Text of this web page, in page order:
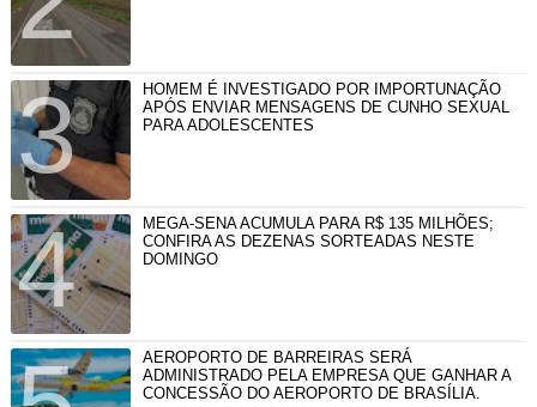
HOMEM É INVESTIGADO POR IMPORTUNAÇÃO
APÓS ENVIAR MENSAGENS DE CUNHO SEXUAL
PARA ADOLESCENTES
MEGA-SENA ACUMULA PARA R$ 135 MILHÕES;
CONFIRA AS DEZENAS SORTEADAS NESTE
DOMINGO
AEROPORTO DE BARREIRAS SERÁ
ADMINISTRADO PELA EMPRESA QUE GANHAR A
CONCESSÃO DO AEROPORTO DE BRASÍLIA.